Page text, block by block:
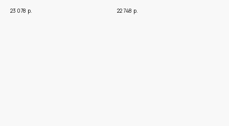
23 078 р. 22 748 р.